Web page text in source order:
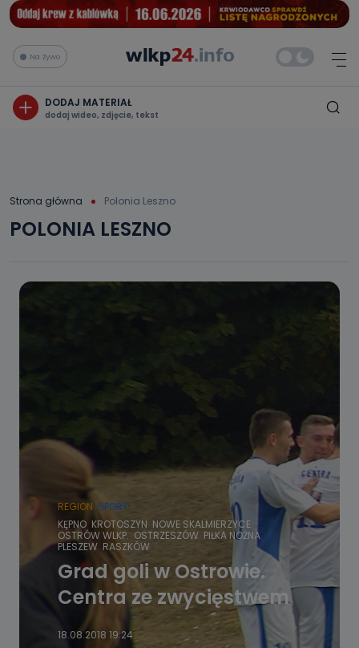
Na żywo
DODAJ MATERIAŁ
dodaj wideo, zdjęcie, tekst
Strona główna Polonia Leszno
POLONIA LESZNO
REGION SPORT
KĘPNO KROTOSZYN NOWE SKALMIERZYCE
OSTRÓW WLKP. OSTRZESZÓW PIŁKA NOŻNA
PLESZEW RASZKÓW
Grad goli w Ostrowie.
Centra ze zwycięstwem
18.08.2018 19:24